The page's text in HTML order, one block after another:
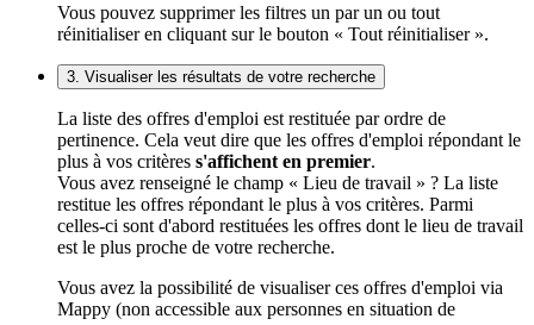
Vous pouvez supprimer les filtres un par un ou tout
réinitialiser en cliquant sur le bouton « Tout réinitialiser ».
3. Visualiser les résultats de votre recherche
La liste des offres d'emploi est restituée par ordre de
pertinence. Cela veut dire que les offres d'emploi répondant le
plus à vos critères s'affichent en premier.
Vous avez renseigné le champ « Lieu de travail » ? La liste
restitue les offres répondant le plus à vos critères. Parmi
celles-ci sont d'abord restituées les offres dont le lieu de travail
est le plus proche de votre recherche.
Vous avez la possibilité de visualiser ces offres d'emploi via
Mappy (non accessible aux personnes en situation de